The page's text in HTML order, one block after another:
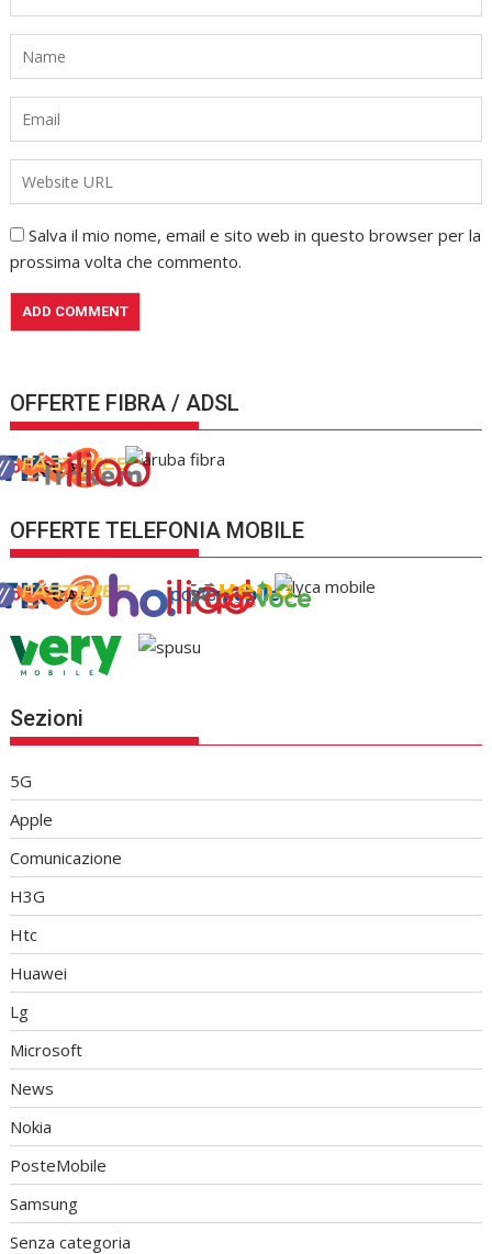
Salva il mio nome, email e sito web in questo browser per la
prossima volta che commento.
OFFERTE FIBRA / ADSL
OFFERTE TELEFONIA MOBILE
Sezioni
5G
Apple
Comunicazione
H3G
Htc
Huawei
Lg
Microsoft
News
Nokia
PosteMobile
Samsung
Senza categoria